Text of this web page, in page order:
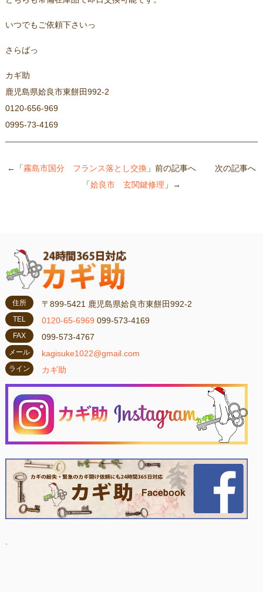
いつでもご依頼下さいっ
さらばっ
カギ助
鹿児島県姶良市東餅田992-2
0120-656-969
0995-73-4169
←「霧島市国分 フランス落とし交換」前の記事へ 次の記事へ
「姶良市 玄関鍵修理 」→
住所 〒899-5421 鹿児島県姶良市東餅田992-2
TEL 0120-65-6969 099-573-4169
FAX 099-573-4767
メール kagisuke1022@gmail.com
ライン カギ助